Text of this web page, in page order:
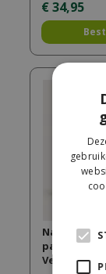
€ 34,95
Navulling
Vent d'Océan